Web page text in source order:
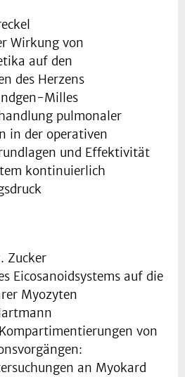
Wirkung von
auf den
des Herzens
Milles
pulmonaler
in der operativen
und Effektivität
kontinuierlich
Zucker
Eicosanoidsystems auf die
Myozyten
von
an Myokard